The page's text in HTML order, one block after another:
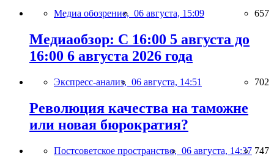
Медиа обозрение, 06 августа, 15:09 657
Медиаобзор: С 16:00 5 августа до
16:00 6 августа 2026 года
Экспресс-анализ, 06 августа, 14:51 702
Революция качества на таможне
или новая бюрократия?
Постсоветское пространство, 06 августа, 14:37 747